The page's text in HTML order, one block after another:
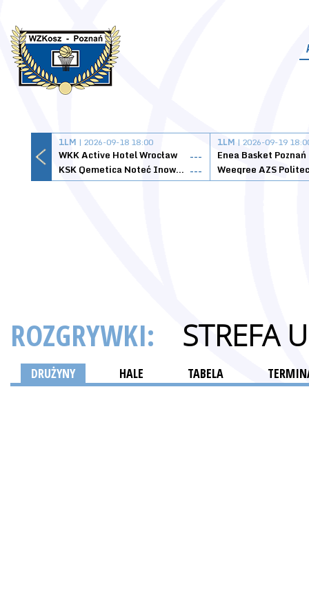
1LM | 2026-09-18 18:00
WKK Active Hotel Wrocław
---
KSK Qemetica Noteć Inowrocław ---
1LM | 2026-09-19
Enea Basket Poznań
ROZGRYWKI: STREFA
DRUŻYNY HALE TABELA